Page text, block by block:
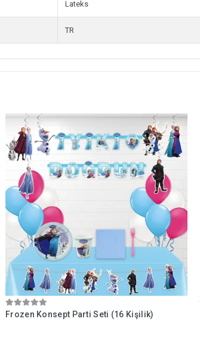
Lateks
TR
Frozen Konsept Parti Seti (16 Kişilik)